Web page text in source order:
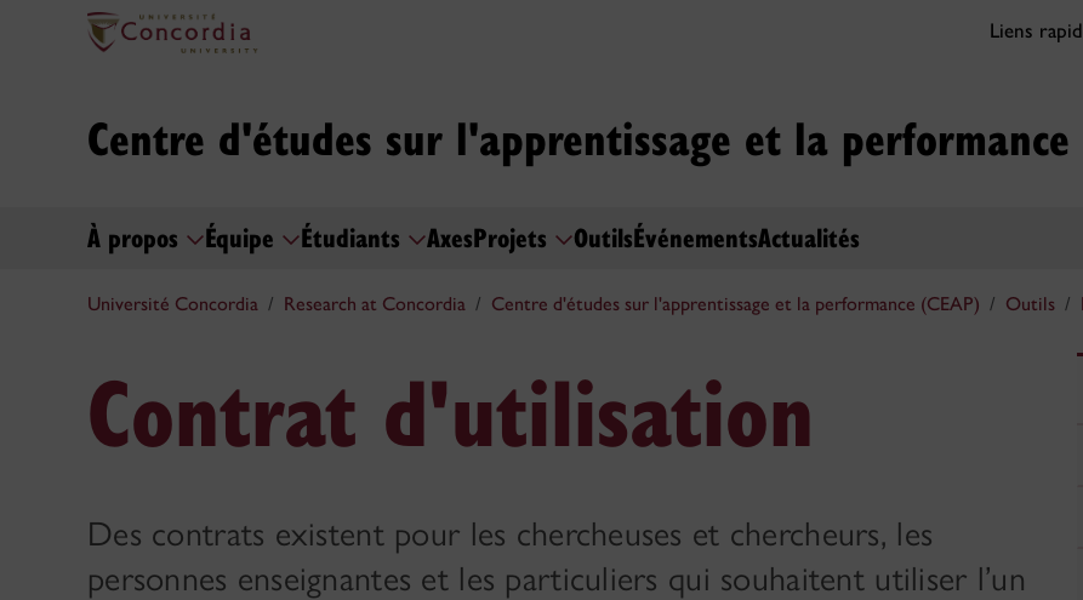
Liens
Centre d'études sur l'apprentissage et la performance
À propos Équipe Étudiants AxesProjets OutilsÉvénementsActualités
Université Concordia Research at Concordia Centre d'études sur l'apprentissage et la performance (CEAP) Outils
Contrat d'utilisation
Des contrats existent pour les chercheuses et chercheurs, les
personnes enseignantes et les particuliers qui souhaitent utiliser l’un